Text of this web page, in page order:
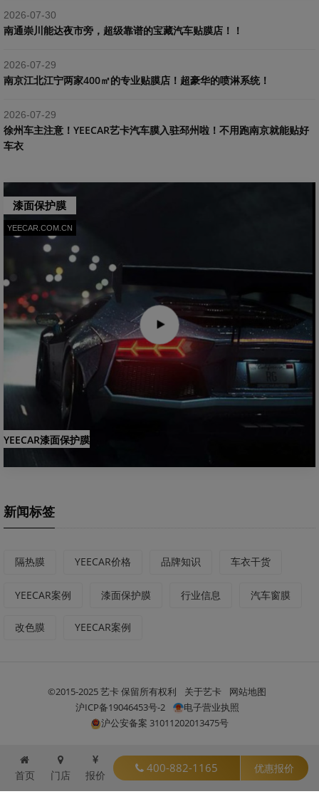
2026-07-30
南通崇川能达夜市旁，超级靠谱的宝藏汽车贴膜店！！
2026-07-29
南京江北江宁两家400㎡的专业贴膜店！超豪华的喷淋系统！
2026-07-29
​徐州车主注意！YEECAR艺卡汽车膜入驻邳州啦！不用跑南京就能贴好
车衣
漆面保护膜
YEECAR.COM.CN
YEECAR漆面保护膜
新闻标签
隔热膜 YEECAR价格 品牌知识 车衣干货
YEECAR案例 漆面保护膜 行业信息 汽车窗膜
改色膜 YEECAR案例
©2015-2025 艺卡 保留所有权利 关于艺卡
网站地图
沪ICP备19046453号-2
电子营业执照
沪公安备案 31011202013475号
首页 门店 报价
400-882-1165 优惠报价